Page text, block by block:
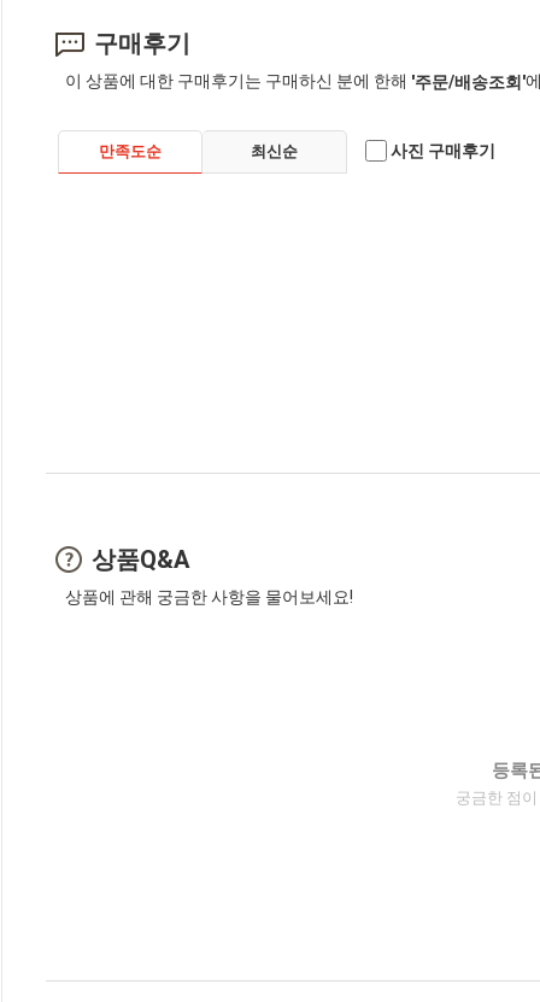
구매후기
이 상품에 대한 구매후기는 구매하신 분에 한해 '주문/배송조회'
만족도순 최신순 사진 구매후기
상품Q&A
상품에 관해 궁금한 사항을 물어보세요!
등록
궁금한 점